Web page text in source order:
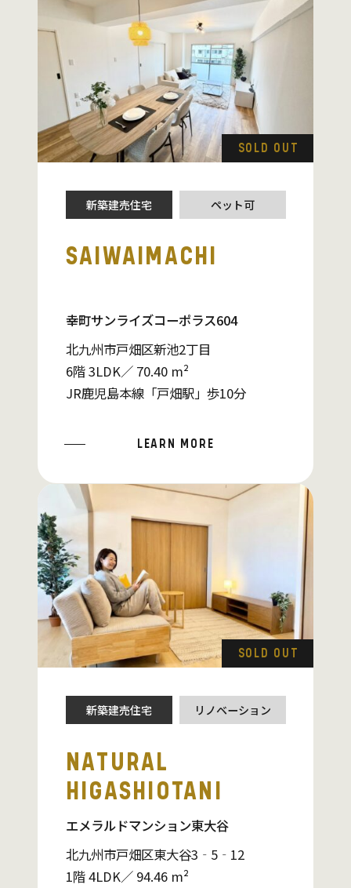
SOLD OUT
新築建売住宅 ペット可
SAIWAIMACHI
幸町サンライズコーポラス604
北九州市戸畑区新池2丁目
6階 3LDK／ 70.40 m²
JR鹿児島本線「戸畑駅」歩10分
LEARN MORE
SOLD OUT
新築建売住宅 リノベーション
NATURAL
HIGASHIOTANI
エメラルドマンション東大谷
北九州市戸畑区東大谷3‐5‐12
1階 4LDK／ 94.46 m²